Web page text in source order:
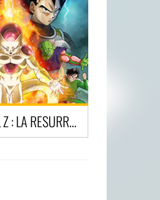
DRAGON BALL Z : LA RESURRECTION DE 'F'